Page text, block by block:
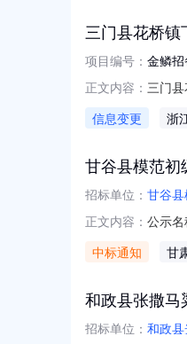
三门县花桥
项目编号： 金鳞
正文内容： 三门
信息变更 浙
甘谷县模范初
招标单位： 甘谷
正文内容： 公示
2026
中标通知 甘
和政县张撒马
招标单位： 和政